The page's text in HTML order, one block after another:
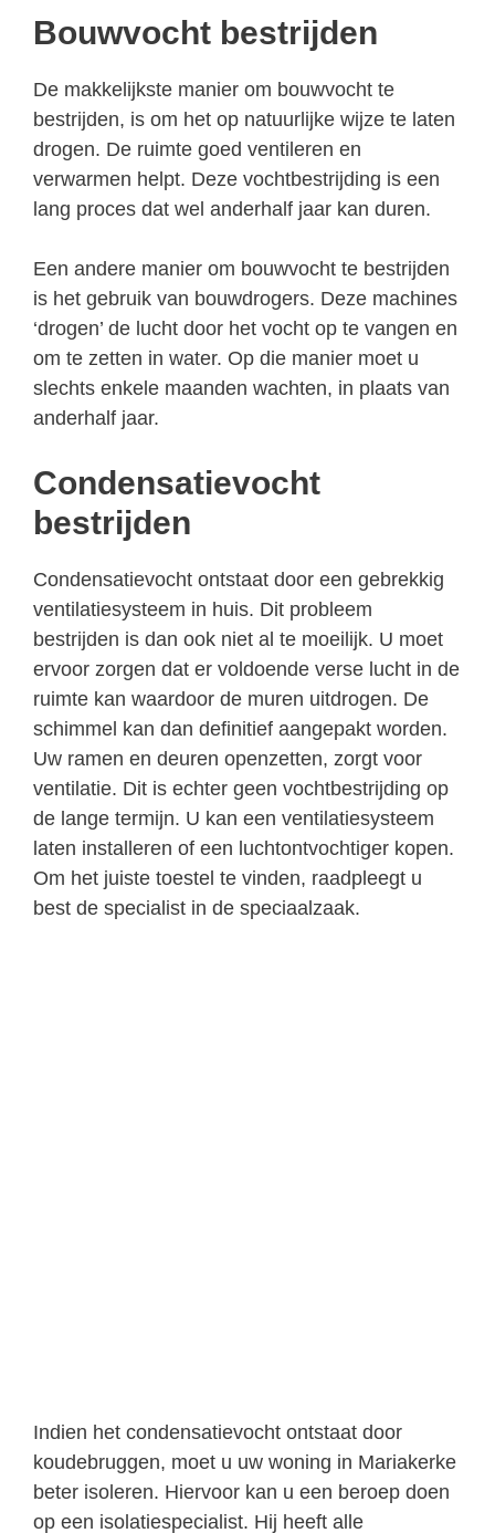
Bouwvocht bestrijden
De makkelijkste manier om bouwvocht te
bestrijden, is om het op natuurlijke wijze te laten
drogen. De ruimte goed ventileren en
verwarmen helpt. Deze vochtbestrijding is een
lang proces dat wel anderhalf jaar kan duren.
Een andere manier om bouwvocht te bestrijden
is het gebruik van bouwdrogers. Deze machines
‘drogen’ de lucht door het vocht op te vangen en
om te zetten in water. Op die manier moet u
slechts enkele maanden wachten, in plaats van
anderhalf jaar.
Condensatievocht
bestrijden
Condensatievocht ontstaat door een gebrekkig
ventilatiesysteem in huis. Dit probleem
bestrijden is dan ook niet al te moeilijk. U moet
ervoor zorgen dat er voldoende verse lucht in de
ruimte kan waardoor de muren uitdrogen. De
schimmel kan dan definitief aangepakt worden.
Uw ramen en deuren openzetten, zorgt voor
ventilatie. Dit is echter geen vochtbestrijding op
de lange termijn. U kan een ventilatiesysteem
laten installeren of een luchtontvochtiger kopen.
Om het juiste toestel te vinden, raadpleegt u
best de specialist in de speciaalzaak.
Indien het condensatievocht ontstaat door
koudebruggen, moet u uw woning in Mariakerke
beter isoleren. Hiervoor kan u een beroep doen
op een isolatiespecialist. Hij heeft alle